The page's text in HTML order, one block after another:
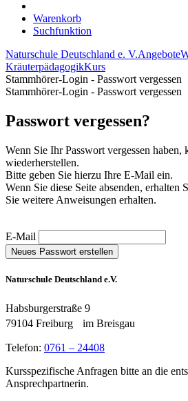
Warenkorb
Suchfunktion
Naturschule Deutschland e. V.Angebote
KräuterpädagogikKurs
Stammhörer-Login - Passwort vergessen
Stammhörer-Login - Passwort vergessen
Passwort vergessen?
Wenn Sie Ihr Passwort vergessen haben,
wiederherstellen.
Bitte geben Sie hierzu Ihre E-Mail ein.
Wenn Sie diese Seite absenden,
Sie weitere Anweisungen erhalten.
E-Mail
Neues Passwort erstellen
Naturschule Deutschland e.V.
Habsburgerstraße 9
79104 Freiburg im Breisgau
Telefon: 0761 – 24408
Kursspezifische Anfragen bitte an die
Ansprechpartnerin.